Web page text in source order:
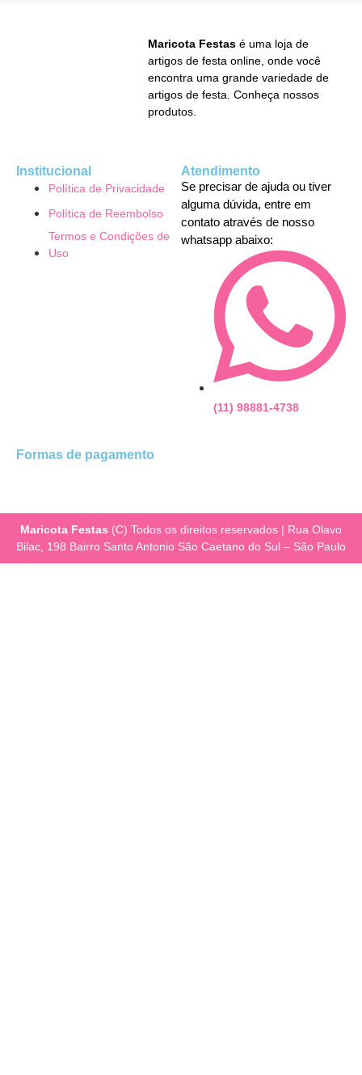
Maricota Festas é uma loja de
artigos de festa online, onde você
encontra uma grande variedade de
artigos de festa. Conheça nossos
produtos.
Institucional
Política de Privacidade
Política de Reembolso
Termos e Condições de
Uso
Atendimento
Se precisar de ajuda ou tiver
alguma dúvida, entre em
contato através de nosso
whatsapp abaixo:
(11) 98881-4738
Formas de pagamento
Maricota Festas (C) Todos os direitos reservados | Rua Olavo
Bilac, 198 Bairro Santo Antonio São Caetano do Sul – São Paulo